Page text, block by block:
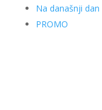
Na današnji dan
PROMO